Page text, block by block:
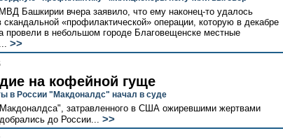
Башкирии вчера заявило, что ему наконец-то удалось
скандальной «профилактической» операции, которую в декабре
провели в небольшом городе Благовещенске местные
>>
на кофейной гуще
в России "Макдоналдс" начал в суде
затравленного в США ожиревшими жертвами
до России... >>